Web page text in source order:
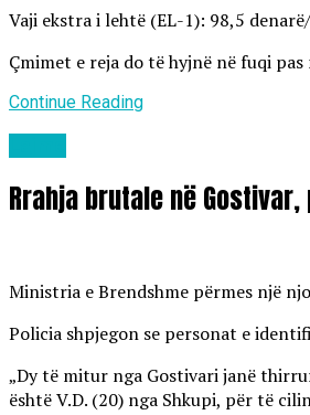
Vaji ekstra i lehtë (EL-1): 98,5
Çmimet e reja do të hyjnë në fuqi
Continue Reading
Rrahja brutale në
Ministria e Brendshme përmes një
Policia shpjegon se personat e
„Dy të mitur nga Gostivari janë
është V.D. (20) nga Shkupi, për të